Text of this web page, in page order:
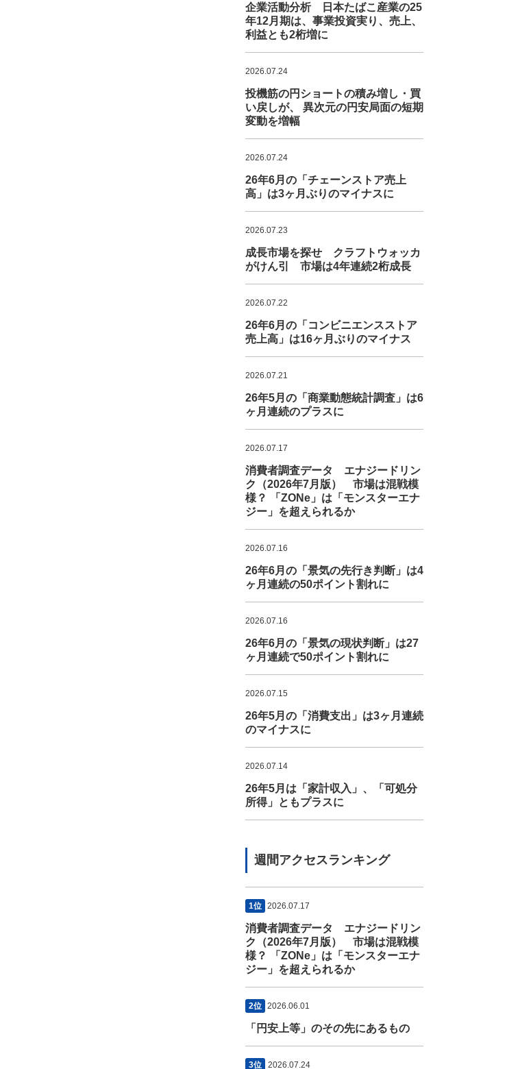
企業活動分析 日本たばこ産業の25
年12月期は、事業投資実り、売上、
利益とも2桁増に
2026.07.24
投機筋の円ショートの積み増し・買
い戻しが、 異次元の円安局面の短期
変動を増幅
2026.07.24
26年6月の「チェーンストア売上
高」は3ヶ月ぶりのマイナスに
2026.07.23
成長市場を探せ クラフトウォッカ
がけん引 市場は4年連続2桁成長
2026.07.22
26年6月の「コンビニエンスストア
売上高」は16ヶ月ぶりのマイナス
2026.07.21
26年5月の「商業動態統計調査」は6
ヶ月連続のプラスに
2026.07.17
消費者調査データ エナジードリン
ク（2026年7月版） 市場は混戦模
様？ 「ZONe」は「モンスターエナ
ジー」を超えられるか
2026.07.16
26年6月の「景気の先行き判断」は4
ヶ月連続の50ポイント割れに
2026.07.16
26年6月の「景気の現状判断」は27
ヶ月連続で50ポイント割れに
2026.07.15
26年5月の「消費支出」は3ヶ月連続
のマイナスに
2026.07.14
26年5月は「家計収入」、「可処分
所得」ともプラスに
週間アクセスランキング
1位 2026.07.17
消費者調査データ エナジードリン
ク（2026年7月版） 市場は混戦模
様？ 「ZONe」は「モンスターエナ
ジー」を超えられるか
2位 2026.06.01
「円安上等」のその先にあるもの
3位 2026.07.24